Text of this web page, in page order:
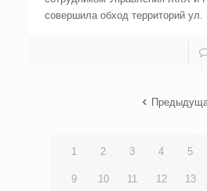
совершила обход территорий
1 2 3 4 5
9 10 11 12 13